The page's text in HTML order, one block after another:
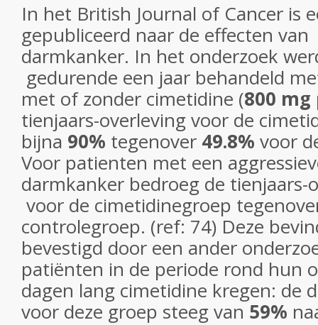
In het British Journal of Cancer is
gepubliceerd naar de effecten
darmkanker. In het onderzoek
gedurende een jaar behandeld
met of zonder cimetidine (800 mg
tienjaars-overleving voor de
bijna 90% tegenover 49.8% voor
Voor patienten met een
darmkanker bedroeg de
voor de cimetidinegroep
controlegroep. (ref: 74) Deze
bevestigd door een ander
patiënten in de periode rond hun
dagen lang cimetidine kregen: de
voor deze groep steeg van 59%